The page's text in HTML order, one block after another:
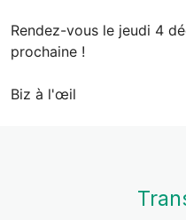
Rendez-vous le jeudi 4
prochaine !
Biz à l'œil